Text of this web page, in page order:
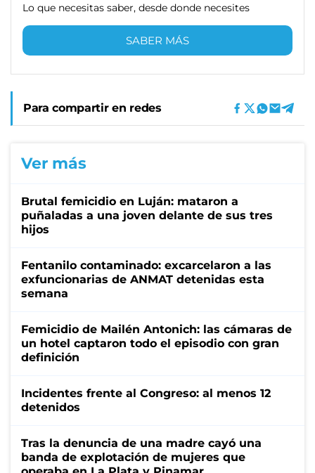
Lo que necesitas saber, desde donde necesites
SABER MÁS
Para compartir en redes
Ver más
Brutal femicidio en Luján: mataron a
puñaladas a una joven delante de sus tres
hijos
Fentanilo contaminado: excarcelaron a las
exfuncionarias de ANMAT detenidas esta
semana
Femicidio de Mailén Antonich: las cámaras de
un hotel captaron todo el episodio con gran
definición
Incidentes frente al Congreso: al menos 12
detenidos
Tras la denuncia de una madre cayó una
banda de explotación de mujeres que